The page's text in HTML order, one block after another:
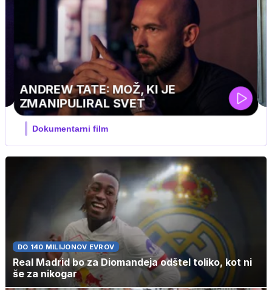
DO 140 MILIJONOV EVROV
Real Madrid bo za Diomandeja odštel toliko, kot ni
še za nikogar